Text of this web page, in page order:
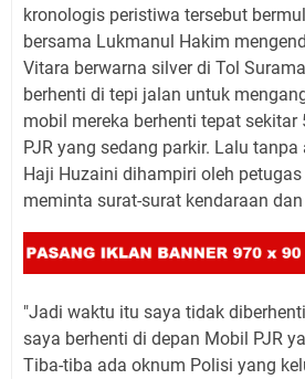
kronologis peristiwa tersebut
bersama Lukmanul Hakim
Vitara berwarna silver di Tol
berhenti di tepi jalan untuk
mobil mereka berhenti tepat sekitar
PJR yang sedang parkir. Lalu
Haji Huzaini dihampiri oleh
meminta surat-surat kendaraan
"Jadi waktu itu saya tidak
saya berhenti di depan Mobil PJR
Tiba-tiba ada oknum Polisi yang